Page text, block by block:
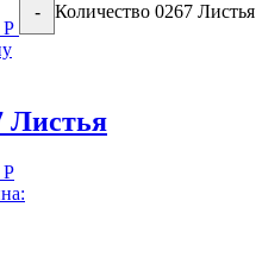
Р
- Количество 0267 Листья
Листья
Р